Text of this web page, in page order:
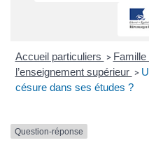
Accueil particuliers >
l’enseignement supérieur >
césure dans ses études ?
Question-réponse